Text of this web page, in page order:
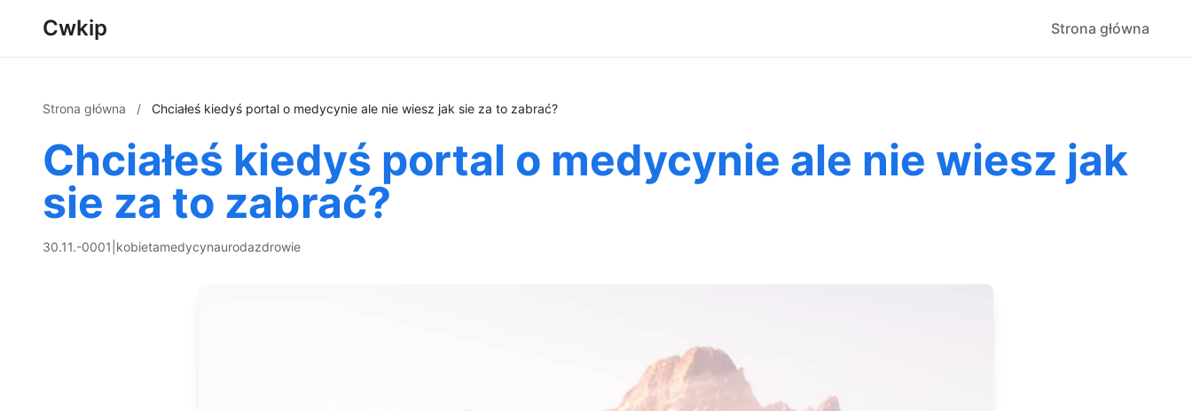
Cwkip Strona główna
Strona główna / Chciałeś kiedyś portal o medycynie ale nie wiesz jak sie za to zabrać?
Chciałeś kiedyś portal o medycynie ale nie wiesz jak
sie za to zabrać?
30.11.-0001 kobietamedycynaurodazdrowie